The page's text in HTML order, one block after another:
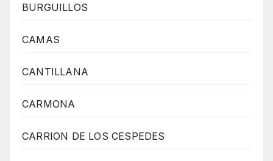
BURGUILLOS
CAMAS
CANTILLANA
CARMONA
CARRION DE LOS CESPEDES